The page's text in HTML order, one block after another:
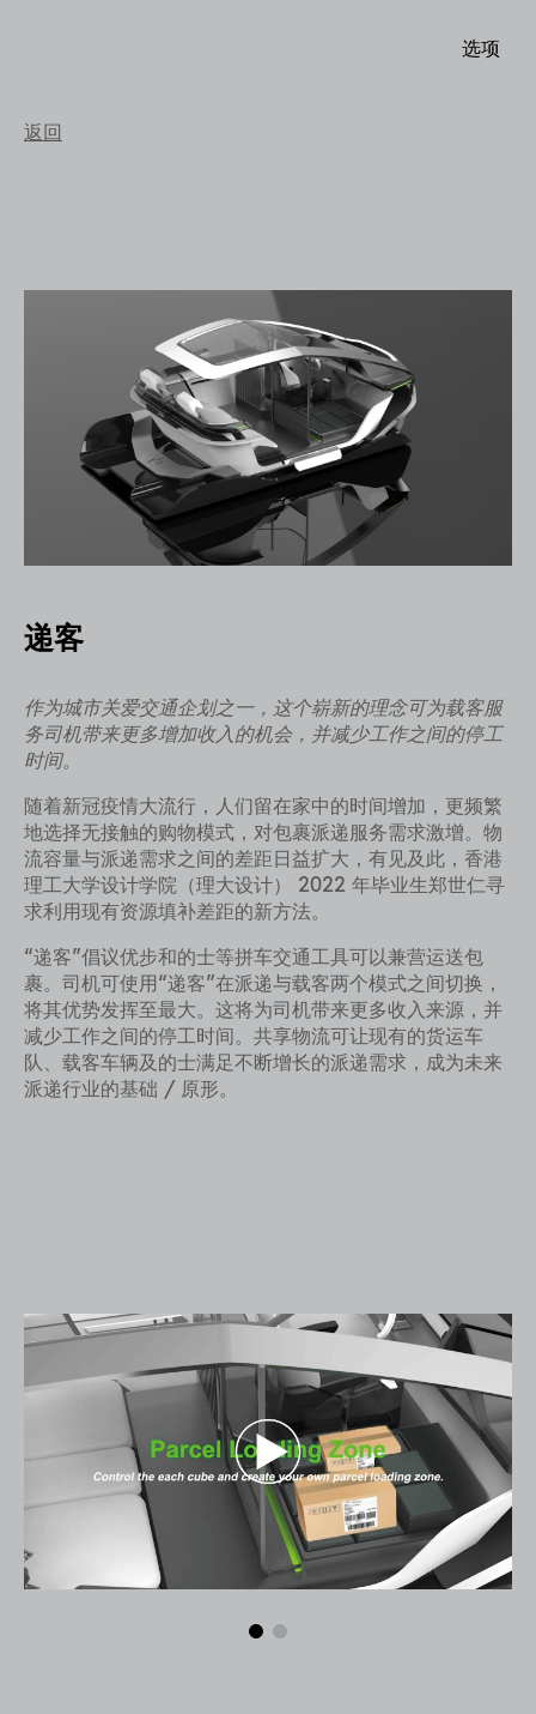
选项
返回
递客
作为城市关爱交通企划之一，这个崭新的理念可为载客服
务司机带来更多增加收入的机会，并减少工作之间的停工
时间。
随着新冠疫情大流行，人们留在家中的时间增加，更频繁
地选择无接触的购物模式，对包裹派递服务需求激增。物
流容量与派递需求之间的差距日益扩大，有见及此，香港
理工大学设计学院（理大设计） 2022 年毕业生郑世仁寻
求利用现有资源填补差距的新方法。
“递客”倡议优步和的士等拼车交通工具可以兼营运送包
裹。司机可使用“递客”在派递与载客两个模式之间切换，
将其优势发挥至最大。这将为司机带来更多收入来源，并
减少工作之间的停工时间。共享物流可让现有的货运车
队、载客车辆及的士满足不断增长的派递需求，成为未来
派递行业的基础 / 原形。